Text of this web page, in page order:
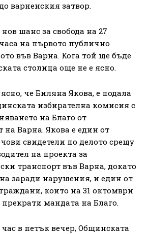
варненския затвор.
шанс за свобода на 27
на първото публично
във Варна. Кога той ще бъде
столица още не е ясно.
че Биляна Якова, е подала
избирателна комисия с
на Благо от
Варна. Якова е един от
свидетели по делото срещу
на проекта за
транспорт във Варна, докато
заради нарушения, и един от
които на 31 октомври
мандата на Благо.
в петък вечер, Общинската